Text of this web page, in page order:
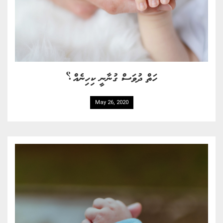
ހަތް ދުވަސް ގުނާނީ ކިހިނެއް؟
May 26, 2020